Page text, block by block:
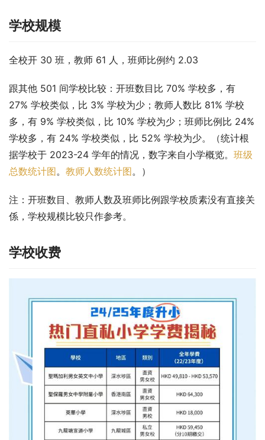
学校规模
全校开 30 班，教师 61 人，班师比例约 2.03
跟其他 501 间学校比较：开班数目比 70% 学校多，有
27% 学校类似，比 3% 学校为少；教师人数比 81% 学校
多，有 9% 学校类似，比 10% 学校为少；班师比例比 24%
学校多，有 24% 学校类似，比 52% 学校为少。（统计根
据学校于 2023-24 学年的情况，数字来自小学概览。 班级
总数统计图。 教师人数统计图。）
注：开班数目、教师人数及班师比例跟学校质素没有直接关
係，学校规模比较只作参考。
学校收费